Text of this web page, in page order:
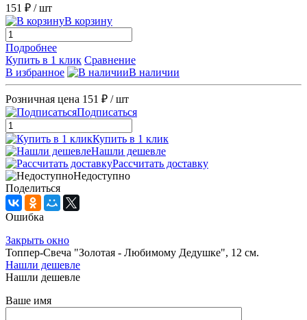
151 ₽ / шт
В корзину
Подробнее
Купить в 1 клик Сравнение
В избранное
В наличии
Розничная цена 151 ₽ / шт
Подписаться
Купить в 1 клик
Нашли дешевле
Рассчитать доставку
Недоступно
Поделиться
Ошибка
Закрыть окно
Топпер-Свеча "Золотая - Любимому Дедушке", 12 см.
Нашли дешевле
Нашли дешевле
Ваше имя